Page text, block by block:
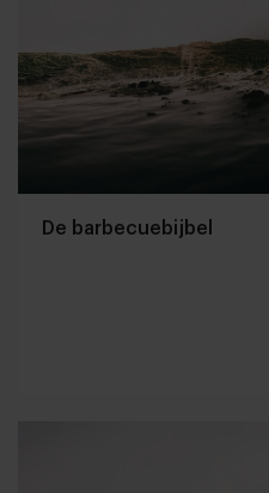
De barbecuebijbel